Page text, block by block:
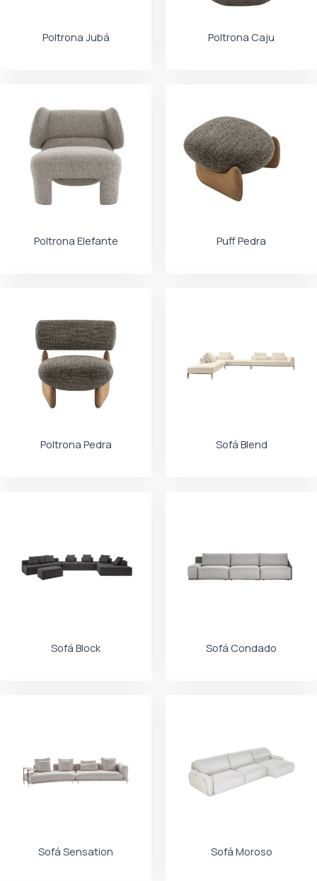
Poltrona Jubá Poltrona Caju
Poltrona Elefante Puff Pedra
Poltrona Pedra Sofá Blend
Sofá Block Sofá Condado
Sofá Sensation Sofá Moroso